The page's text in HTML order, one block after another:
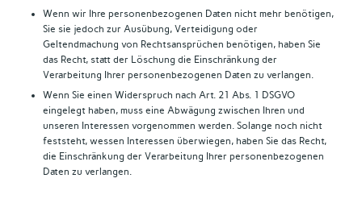
Wenn wir Ihre personenbezogenen Daten nicht mehr benötigen,
Sie sie jedoch zur Ausübung, Verteidigung oder
Geltendmachung von Rechtsansprüchen benötigen, haben Sie
das Recht, statt der Löschung die Einschränkung der
Verarbeitung Ihrer personenbezogenen Daten zu verlangen.
Wenn Sie einen Widerspruch nach Art. 21 Abs. 1 DSGVO
eingelegt haben, muss eine Abwägung zwischen Ihren und
unseren Interessen vorgenommen werden. Solange noch nicht
feststeht, wessen Interessen überwiegen, haben Sie das Recht,
die Einschränkung der Verarbeitung Ihrer personenbezogenen
Daten zu verlangen.